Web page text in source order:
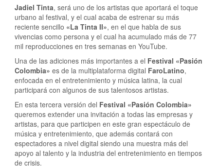
Jadiel Tinta, será uno de los artistas que aportará el toque
urbano al festival, y el cual acaba de estrenar su más
reciente sencillo «La Tinta II», en el que habla de sus
vivencias como persona y el cual ha acumulado más de 77
mil reproducciones en tres semanas en YouTube.
Una de las adiciones más importantes a el Festival «Pasión
Colombia» es de la multiplataforma digital FaroLatino,
enfocada en el entretenimiento y música latina, la cual
participará con algunos de sus talentosos artistas.
En esta tercera versión del Festival «Pasión Colombia»
queremos extender una invitación a todas las empresas y
artistas, para que participen en este gran espectáculo de
música y entretenimiento, que además contará con
espectadores a nivel digital siendo una muestra más del
apoyo al talento y la industria del entretenimiento en tiempos
de crisis.